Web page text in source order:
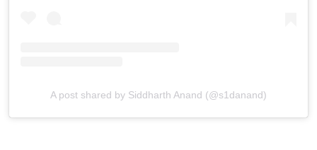
A post shared by Siddharth Anand (@s1danand)